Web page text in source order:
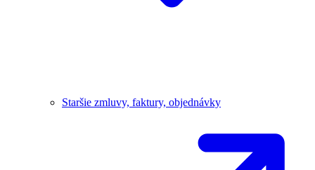
Staršie zmluvy, faktury, objednávky